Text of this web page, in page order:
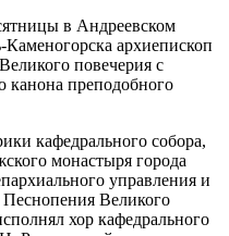
в Андреевском
Каменогорска архиепископ
повечерия с
канона преподобного
кафедрального собора,
монастыря города
управления и
Великого
хор кафедрального